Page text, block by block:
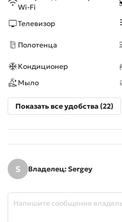
Wi-Fi
Телевизор
Полотенца
Кондиционер
Мыло
Показать все удобства (22)
S Владелец: Sergey